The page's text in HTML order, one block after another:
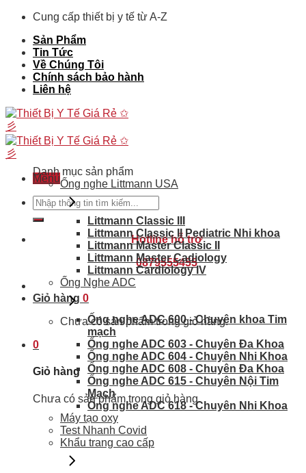
Skip
content
Cung cấp thiết bị y tế từ A-Z
Sản Phẩm
Tin Tức
Về Chúng Tôi
Chính sách bảo hành
Liên hệ
Menu
Tìm
kiếm:
Hotline hỗ trợ
0879555455
Giỏ hàng 0
Chưa có sản phẩm trong giỏ hàng.
0
Giỏ hàng
Chưa có sản phẩm trong giỏ hàng.
Danh mục sản phẩm
Ống nghe Littmann USA
Littmann Classic III
Littmann Classic II Pediatric Nhi khoa
Littmann Master Classic II
Littmann Master Cadiology
Littmann Cardiology IV
Ống Nghe ADC
Ống nghe ADC 600 - Chuyên khoa Tim
mạch
Ống nghe ADC 603 - Chuyên Đa Khoa
Ống nghe ADC 604 - Chuyên Nhi Khoa
Ống nghe ADC 608 - Chuyên Đa Khoa
Ống nghe ADC 615 - Chuyên Nội Tim
Mạch
Ống nghe ADC 618 - Chuyên Nhi Khoa
Máy tạo oxy
Test Nhanh Covid
Khẩu trang cao cấp